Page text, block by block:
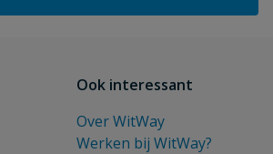
Ook interessant
Over WitWay
Werken bij WitWay?